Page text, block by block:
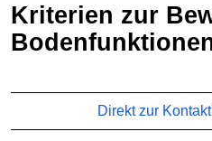
Kriterien zur
Direkt zur